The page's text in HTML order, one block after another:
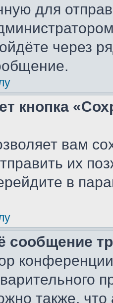
для
через
кнопка
вам
их
в
сообщение
также, что